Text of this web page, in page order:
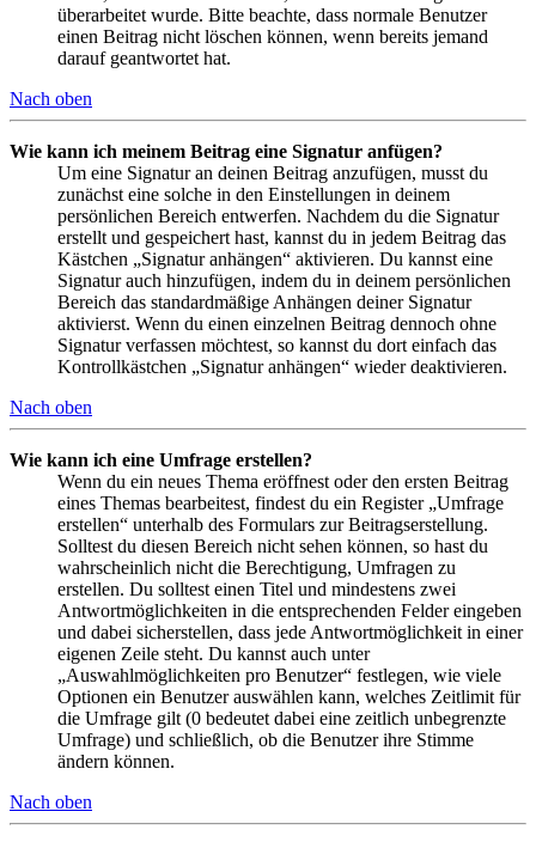
überarbeitet wurde. Bitte beachte, dass normale Benutzer
einen Beitrag nicht löschen können, wenn bereits jemand
darauf geantwortet hat.
Nach oben
Wie kann ich meinem Beitrag eine Signatur anfügen?
Um eine Signatur an deinen Beitrag anzufügen, musst du
zunächst eine solche in den Einstellungen in deinem
persönlichen Bereich entwerfen. Nachdem du die Signatur
erstellt und gespeichert hast, kannst du in jedem Beitrag das
Kästchen „Signatur anhängen“ aktivieren. Du kannst eine
Signatur auch hinzufügen, indem du in deinem persönlichen
Bereich das standardmäßige Anhängen deiner Signatur
aktivierst. Wenn du einen einzelnen Beitrag dennoch ohne
Signatur verfassen möchtest, so kannst du dort einfach das
Kontrollkästchen „Signatur anhängen“ wieder deaktivieren.
Nach oben
Wie kann ich eine Umfrage erstellen?
Wenn du ein neues Thema eröffnest oder den ersten Beitrag
eines Themas bearbeitest, findest du ein Register „Umfrage
erstellen“ unterhalb des Formulars zur Beitragserstellung.
Solltest du diesen Bereich nicht sehen können, so hast du
wahrscheinlich nicht die Berechtigung, Umfragen zu
erstellen. Du solltest einen Titel und mindestens zwei
Antwortmöglichkeiten in die entsprechenden Felder eingeben
und dabei sicherstellen, dass jede Antwortmöglichkeit in einer
eigenen Zeile steht. Du kannst auch unter
„Auswahlmöglichkeiten pro Benutzer“ festlegen, wie viele
Optionen ein Benutzer auswählen kann, welches Zeitlimit für
die Umfrage gilt (0 bedeutet dabei eine zeitlich unbegrenzte
Umfrage) und schließlich, ob die Benutzer ihre Stimme
ändern können.
Nach oben